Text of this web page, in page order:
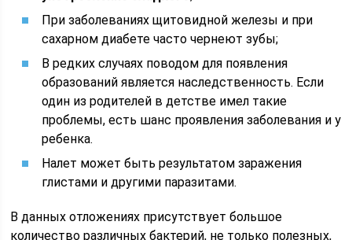
При заболеваниях щитовидной железы и при
сахарном диабете часто чернеют зубы;
В редких случаях поводом для появления
образований является наследственность. Если
один из родителей в детстве имел такие
проблемы, есть шанс проявления заболевания и у
ребенка.
Налет может быть результатом заражения
глистами и другими паразитами.
В данных отложениях присутствует большое
количество различных бактерий, не только полезных,